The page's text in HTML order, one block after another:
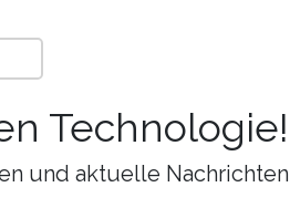
Technologie!
und aktuelle